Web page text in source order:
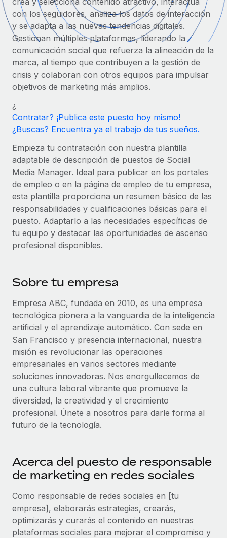
Contractor Management
Integra y gestiona a autónomos globalmente.
PEO
Externaliza tareas laborales complejas.
Integra los RR. HH. en tus flujos de trabajo sin
complicaciones.
Plataforma
Funciones esenciales de RR. HH. integradas para tu
equipo.
Conectar Nuevo
Conecta cualquier herramienta de IA con Remote
mediante nuestro MCP.
Integraciones
SERVICIOS
Pregunta a un experto
Obtén ayuda de gente experta en RR. HH. globales
y cumplimiento normativo.
Comprobaciones de antecedentes
Simplifica los procesos de cribado de candidatos.
Cumplimiento normativo
Adelántate a los riesgos de cumplimiento
normativo.
Proporciona dispositivos tecnológicos y contrólalos
en todo el mundo.
Apertura de entidades
Abre entidades conforme a la legalidad enseguida.
Movilidad y reubicación
Compáranos con otras empresas.
ETAPAS DE CRECIMIENTO
Soluciones ágiles de RR. HH. globales y nóminas para
empresas en crecimiento.
Amplía tu equipo con soluciones de RR. HH.
personalizadas.
Empresa
RR. HH. globales para grandes empresas.
ASOCIARSE
Socios tecnológicos estratégicos
Integra la gestión de los RR. HH. globales en tu
plataforma de forma flexible.
Remote Build Próximamente
Consultoría de integraciones y automatización con IA.
CASOS PRÁCTICOS
Calculadora de pagos a autónomos
Descubre opciones de divisas y tiempos de pago para
autónomos globales.
APRENDIZAJE CON REMOTE
Guías y recursos
Casos prácticos
Glosario de RR. HH.
Listas de verificación y plantillas
Biblioteca de descripciones de puestos
Webinarios
Eventos
Sala de prensa
Centro de información
Obtén ayuda
Consulta todos los recursos
BLOG
Nómina global
EOR y PEO
Contractor Management
Explora el blog
Novedades de producto de Remote:
Integraciones con Gusto y Xero y Contractor
Management Plus
Nederlands
Français
Deutsch
Español
Italiano
日本語
한국어
中文（简体）
Iniciar sesión
con los seguidores, analiza los datos de interacción
y se adapta a las nuevas tendencias digitales.
Gestionan múltiples plataformas, liderando la
comunicación social que refuerza la alineación de la
marca, al tiempo que contribuyen a la gestión de
crisis y colaboran con otros equipos para impulsar
objetivos de marketing más amplios.
¿
Contratar? ¡Publica este puesto hoy mismo!
¿Buscas? Encuentra ya el trabajo de tus sueños.
Empieza tu contratación con nuestra plantilla
adaptable de descripción de puestos de Social
Media Manager. Ideal para publicar en los portales
de empleo o en la página de empleo de tu empresa,
esta plantilla proporciona un resumen básico de las
responsabilidades y cualificaciones básicas para el
puesto. Adaptarlo a las necesidades específicas de
tu equipo y destacar las oportunidades de ascenso
profesional disponibles.
Sobre tu empresa
Empresa ABC, fundada en 2010, es una empresa
tecnológica pionera a la vanguardia de la inteligencia
artificial y el aprendizaje automático. Con sede en
San Francisco y presencia internacional, nuestra
misión es revolucionar las operaciones
empresariales en varios sectores mediante
soluciones innovadoras. Nos enorgullecemos de
una cultura laboral vibrante que promueve la
diversidad, la creatividad y el crecimiento
profesional. Únete a nosotros para darle forma al
futuro de la tecnología.
Acerca del puesto de responsable
de marketing en redes sociales
Como responsable de redes sociales en [tu
empresa], elaborarás estrategias, crearás,
optimizarás y curarás el contenido en nuestras
plataformas sociales para mejorar el compromiso y